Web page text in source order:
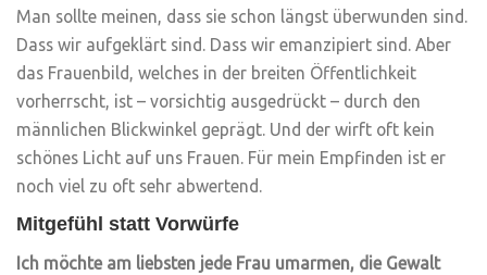
Man sollte meinen, dass sie schon längst überwunden sind.
Dass wir aufgeklärt sind. Dass wir emanzipiert sind. Aber
das Frauenbild, welches in der breiten Öffentlichkeit
vorherrscht, ist – vorsichtig ausgedrückt – durch den
männlichen Blickwinkel geprägt. Und der wirft oft kein
schönes Licht auf uns Frauen. Für mein Empfinden ist er
noch viel zu oft sehr abwertend.
Mitgefühl statt Vorwürfe
Ich möchte am liebsten jede Frau umarmen, die Gewalt